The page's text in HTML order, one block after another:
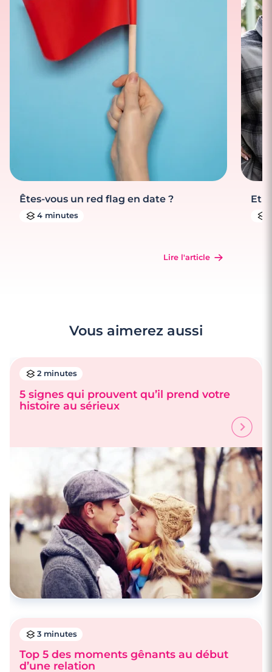
Êtes-vous un red flag en date ?
4 minutes
Lire l'article
Et
Vous aimerez aussi
2 minutes
5 signes qui prouvent qu’il prend votre
histoire au sérieux
3 minutes
Top 5 des moments gênants au début
d’une relation